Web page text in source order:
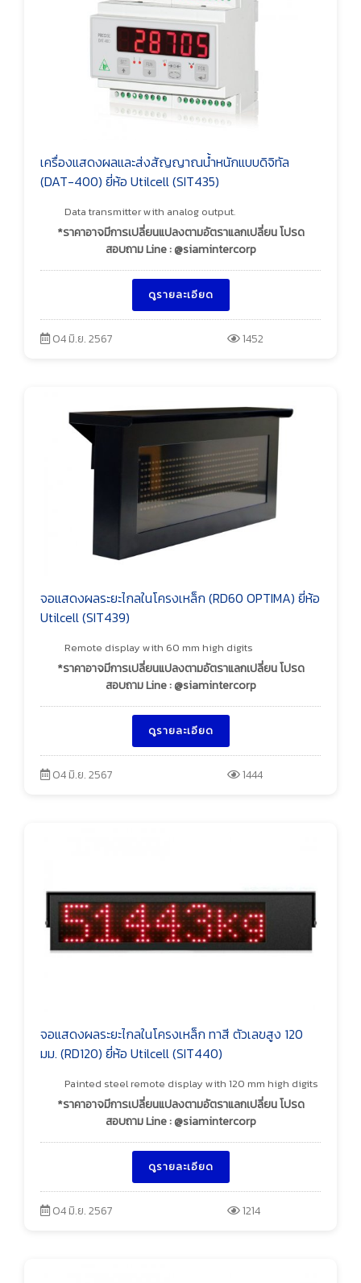
เครื่องแสดงผลและส่งสัญญาณน้ำหนักแบบดิจิทัล
(DAT-400) ยี่ห้อ Utilcell (SIT435)
Data transmitter with analog output.
*ราคาอาจมีการเปลี่ยนแปลงตามอัตราแลกเปลี่ยน โปรด
สอบถาม Line : @siamintercorp
ดูรายละเอียด
04 มิ.ย. 2567 1452
จอแสดงผลระยะไกลในโครงเหล็ก (RD60 OPTIMA) ยี่ห้อ
Utilcell (SIT439)
Remote display with 60 mm high digits
*ราคาอาจมีการเปลี่ยนแปลงตามอัตราแลกเปลี่ยน โปรด
สอบถาม Line : @siamintercorp
ดูรายละเอียด
04 มิ.ย. 2567 1444
จอแสดงผลระยะไกลในโครงเหล็ก ทาสี ตัวเลขสูง 120
มม. (RD120) ยี่ห้อ Utilcell (SIT440)
Painted steel remote display with 120 mm high digits
*ราคาอาจมีการเปลี่ยนแปลงตามอัตราแลกเปลี่ยน โปรด
สอบถาม Line : @siamintercorp
ดูรายละเอียด
04 มิ.ย. 2567 1214